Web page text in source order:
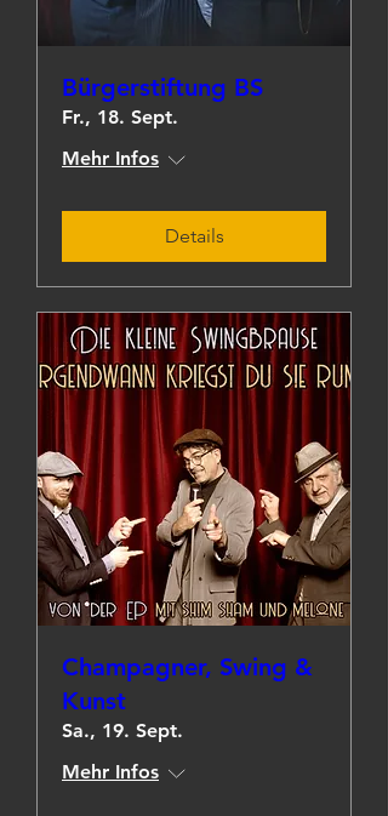
Bürgerstiftung BS
Fr., 18. Sept.
Mehr Infos
Details
Champagner, Swing &
Kunst
Sa., 19. Sept.
Mehr Infos